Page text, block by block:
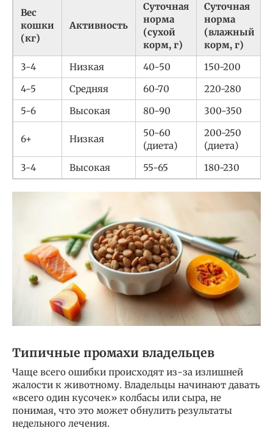
Вес
кошки
(кг)
Активность
Суточная
норма
(сухой
корм, г)
Суточная
норма
(влажный
корм, г)
3-4 Низкая 40-50 150-200
4-5
Средняя 60-70 220-280
5-6
Высокая 80-90 300-350
6+ Низкая
50-60
(диета)
200-250
(диета)
3-4 Высокая 55-65 180-230
Типичные промахи владельцев
Чаще всего ошибки происходят из-за излишней
жалости к животному. Владельцы начинают давать
«всего один кусочек» колбасы или сыра, не
понимая, что это может обнулить результаты
недельного лечения.